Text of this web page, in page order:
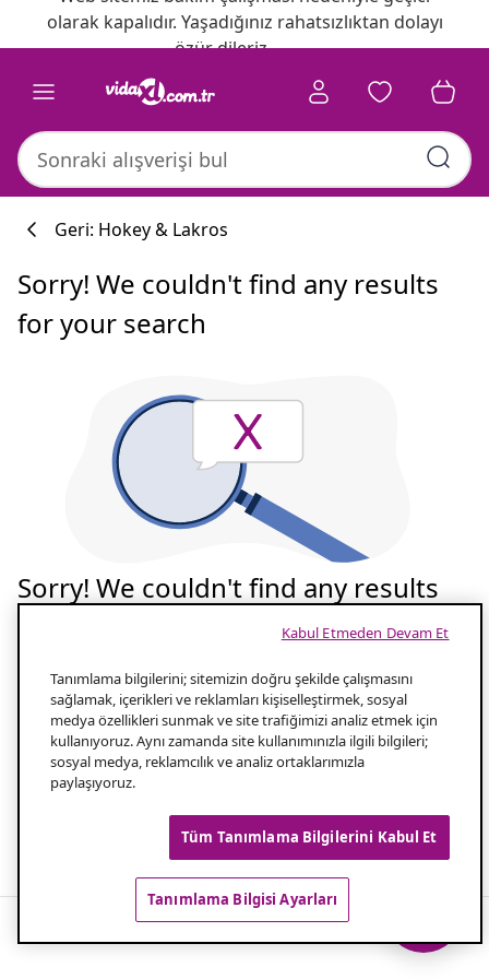
olarak kapalıdır. Yaşadığınız rahatsızlıktan dolayı
özür dileriz.
Geri: Hokey & Lakros
Sorry! We couldn't find any results
for your search
Sorry! We couldn't find any results
Tekrar deneyelim
1.0 Aramanızın yazılışını kontrol edin
2.0 Aramanız için daha az kelime kullanın
Popüler aramalar
Tanımlama bilgilerini; sitemizin doğru şekilde çalışmasını
sağlamak, içerikleri ve reklamları kişiselleştirmek, sosyal
medya özellikleri sunmak ve site trafiğimizi analiz etmek için
kullanıyoruz. Aynı zamanda site kullanımınızla ilgili bilgileri;
sosyal medya, reklamcılık ve analiz ortaklarımızla
paylaşıyoruz.
Tüm Tanımlama Bilgilerini Kabul Et
Tanımlama Bilgisi Ayarları
Kabul Etmeden Devam Et